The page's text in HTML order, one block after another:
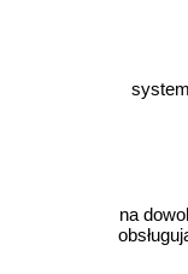
na